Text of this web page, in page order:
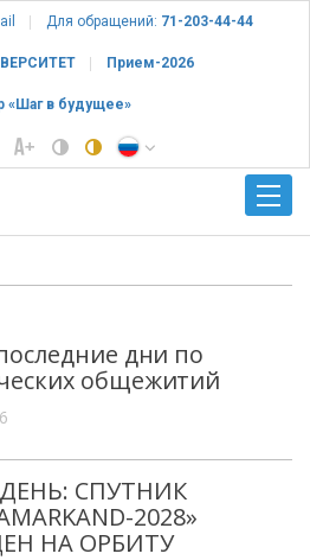
Для обращений: 71-203-44-44
Прием-2026
«Шаг в будущее»
дни по
общежитий
СПУТНИК
2028»
НА ОРБИТУ